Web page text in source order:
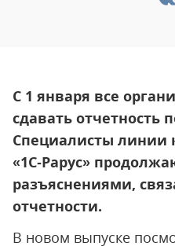
С 1 января все
сдавать отчетность
Специалисты линии
«1С‑Рарус»
разъяснениями,
отчетности.
В новом выпуске